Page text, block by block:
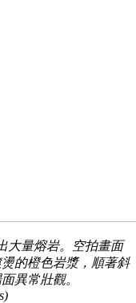
大量熔岩。空拍畫面
的橙色岩漿，順著斜
異常壯觀。